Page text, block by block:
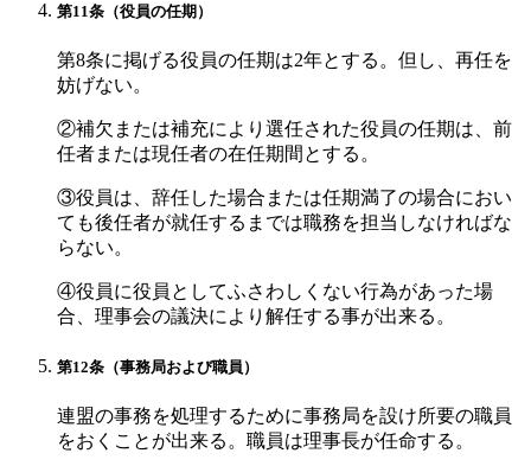
第11条（役員の任期）
第8条に掲げる役員の任期は2年とする。但し、再任を
妨げない。
②補欠または補充により選任された役員の任期は、前
任者または現任者の在任期間とする。
③役員は、辞任した場合または任期満了の場合におい
ても後任者が就任するまでは職務を担当しなければな
らない。
④役員に役員としてふさわしくない行為があった場
合、理事会の議決により解任する事が出来る。
第12条（事務局および職員）
連盟の事務を処理するために事務局を設け所要の職員
をおくことが出来る。職員は理事長が任命する。